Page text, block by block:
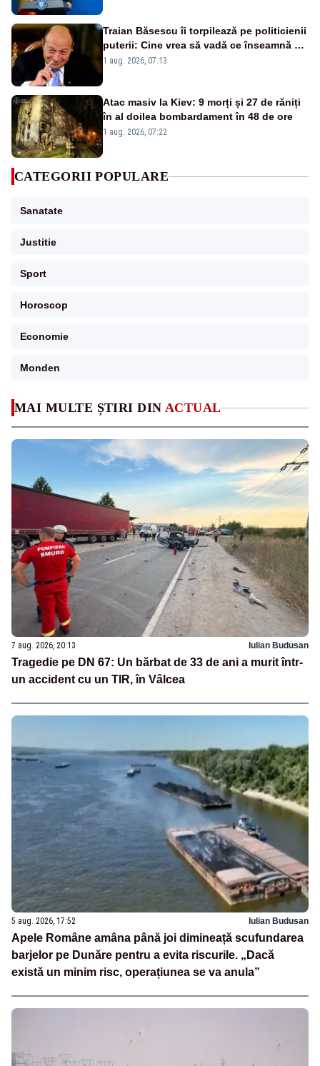
MAI MULTE ȘTIRI DIN ACTUAL
7 aug. 2026, 20:13 Iulian Budusan
Tragedie pe DN 67: Un bărbat de 33 de ani a murit într-
un accident cu un TIR, în Vâlcea
5 aug. 2026, 17:52 Iulian Budusan
Apele Române amâna până joi dimineață scufundarea
barjelor pe Dunăre pentru a evita riscurile. „Dacă
există un minim risc, operațiunea se va anula”
Traian Băsescu îi torpilează pe politicienii
puterii: Cine vrea să vadă ce înseamnă să
fii prost, se uită la România
1 aug. 2026, 07:13
Atac masiv la Kiev: 9 morți și 27 de răniți
în al doilea bombardament în 48 de ore
1 aug. 2026, 07:22
CATEGORII POPULARE
Sanatate
Justitie
Sport
Horoscop
Economie
Monden